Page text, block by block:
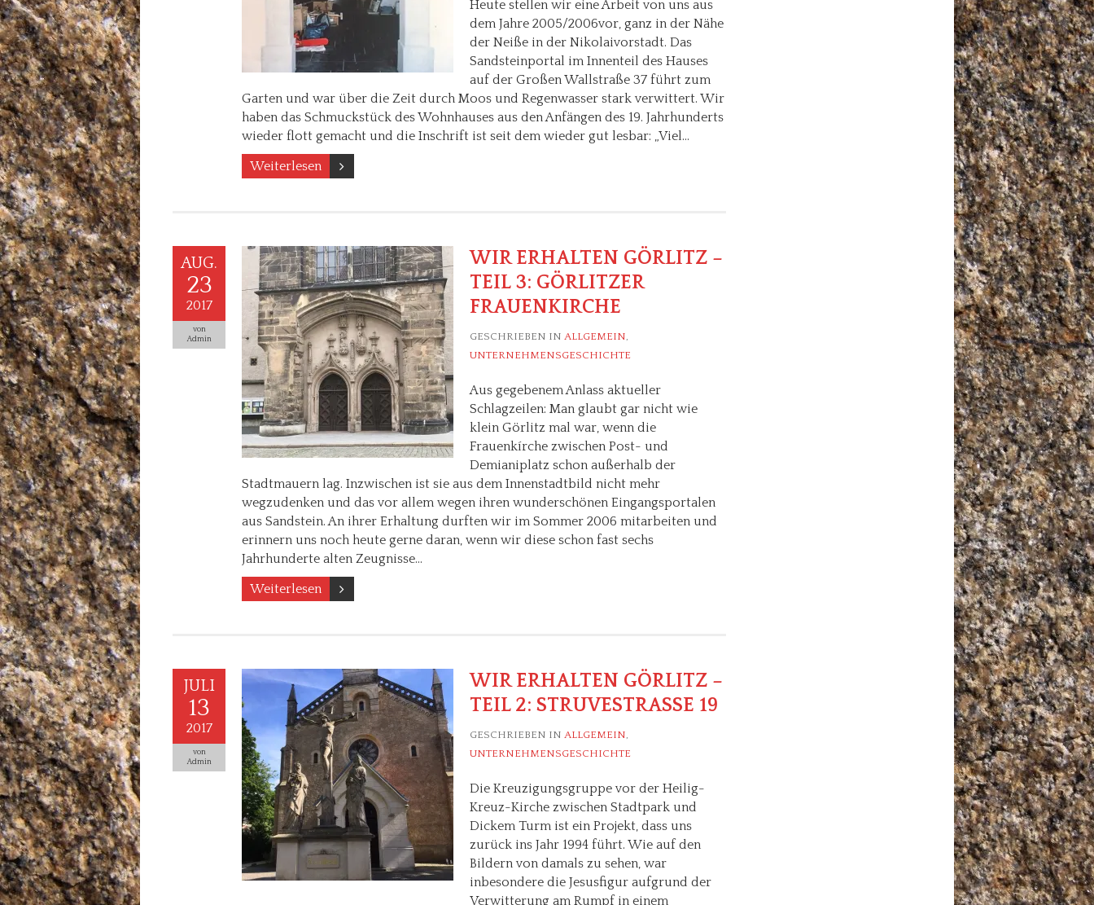
Heute stellen wir eine Arbeit von uns aus
dem Jahre 2005/2006vor, ganz in der Nähe
der Neiße in der Nikolaivorstadt. Das
Sandsteinportal im Innenteil des Hauses
auf der Großen Wallstraße 37 führt zum
Garten und war über die Zeit durch Moos und Regenwasser stark verwittert. Wir
haben das Schmuckstück des Wohnhauses aus den Anfängen des 19. Jahrhunderts
wieder flott gemacht und die Inschrift ist seit dem wieder gut lesbar: „Viel…
Weiterlesen
AUG.
23
2017
von
Admin
WIR ERHALTEN GÖRLITZ –
TEIL 3: GÖRLITZER
FRAUENKIRCHE
GESCHRIEBEN IN ALLGEMEIN,
UNTERNEHMENSGESCHICHTE
Aus gegebenem Anlass aktueller
Schlagzeilen: Man glaubt gar nicht wie
klein Görlitz mal war, wenn die
Frauenkírche zwischen Post- und
Demianiplatz schon außerhalb der
Stadtmauern lag. Inzwischen ist sie aus dem Innenstadtbild nicht mehr
wegzudenken und das vor allem wegen ihren wunderschönen Eingangsportalen
aus Sandstein. An ihrer Erhaltung durften wir im Sommer 2006 mitarbeiten und
erinnern uns noch heute gerne daran, wenn wir diese schon fast sechs
Jahrhunderte alten Zeugnisse…
Weiterlesen
JULI
13
2017
von
Admin
WIR ERHALTEN GÖRLITZ –
TEIL 2: STRUVESTRASSE 19
GESCHRIEBEN IN ALLGEMEIN,
UNTERNEHMENSGESCHICHTE
Die Kreuzigungsgruppe vor der Heilig-
Kreuz-Kirche zwischen Stadtpark und
Dickem Turm ist ein Projekt, dass uns
zurück ins Jahr 1994 führt. Wie auf den
Bildern von damals zu sehen, war
inbesondere die Jesusfigur aufgrund der
Verwitterung am Rumpf in einem